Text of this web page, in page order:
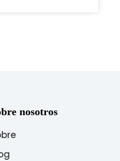
nosotros